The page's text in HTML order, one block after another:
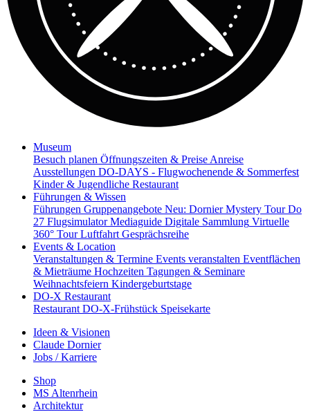
Museum
Besuch planen Öffnungszeiten & Preise Anreise
Ausstellungen DO-DAYS - Flugwochenende & Sommerfest
Kinder & Jugendliche Restaurant
Führungen & Wissen
Führungen Gruppenangebote Neu: Dornier Mystery Tour Do
27 Flugsimulator Mediaguide Digitale Sammlung Virtuelle
360° Tour Luftfahrt Gesprächsreihe
Events & Location
Veranstaltungen & Termine Events veranstalten Eventflächen
& Mieträume Hochzeiten Tagungen & Seminare
Weihnachtsfeiern Kindergeburtstage
DO-X Restaurant
Restaurant DO-X-Frühstück Speisekarte
Ideen & Visionen
Claude Dornier
Jobs / Karriere
Shop
MS Altenrhein
Architektur